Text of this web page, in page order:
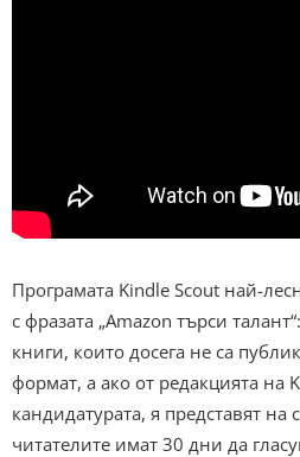
Програмата Kindle Scout най-
с фразата „Amazon търси
книги, които досега не са
формат, а ако от редакцията на
кандидатурата, я представят на
читателите имат 30 дни да